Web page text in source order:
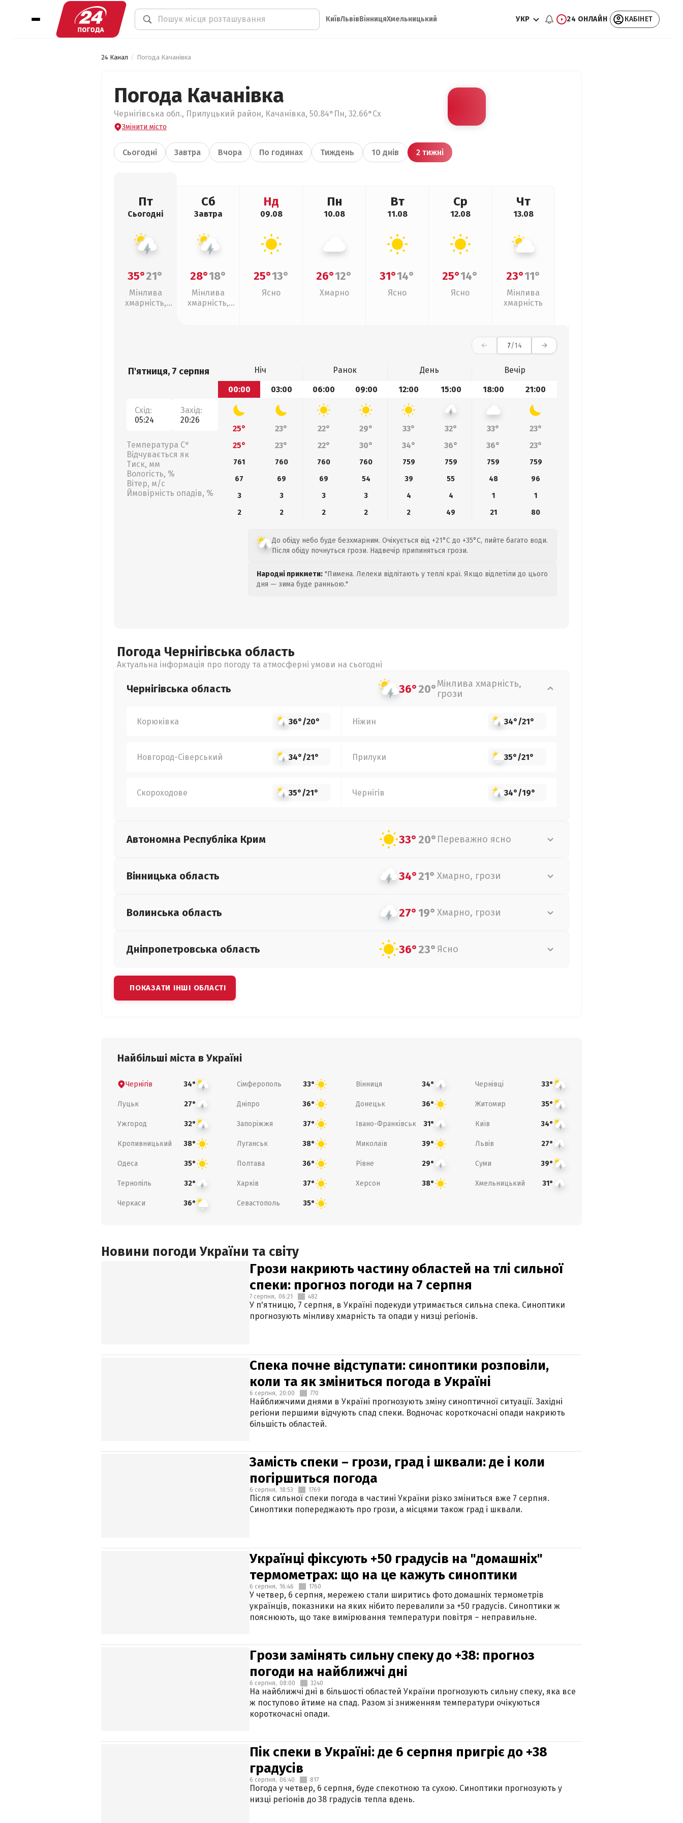
КиївЛьвівВінницяХмельницький УКР 24 ОНЛАЙН КАБІНЕТ
24 Канал Погода Качанівка
Погода Качанівка
Чернігівська обл., Прилуцький район, Качанівка, 50.84°Пн, 32.66°Сх
Змінити місто
Сьогодні Завтра Вчора По годинах Тиждень 10 днів 2 тижні
Пт
Сьогодні
35°21°
Мінлива
хмарність,
Сб
Завтра
28°18°
Мінлива
хмарність,
Нд
09.08
25°13°
Ясно
Пн
10.08
26°12°
Хмарно
Вт
11.08
31°14°
Ясно
Ср
12.08
25°14°
Ясно
Чт
13.08
23°11°
Мінлива
хмарність
7/14
П'ятниця, 7 серпня
Схід:
05:24
Захід:
20:26
Температура С°
Відчувається як
Тиск, мм
Вологість, %
Вітер, м/с
Ймовірність опадів, %
Ніч Ранок День
Вечір
00:00
03:00 06:00 09:00 12:00 15:00 18:00 21:00
25° 23° 22° 29° 33° 32° 33°
23°
25°
23° 22° 30° 34° 36° 36° 23°
761 760 760 760 759 759 759
759
67
69 69 54 39 55 48
96
3
3 3 3 4 4 1
1
2
2 2 2 2 49 21 80
До обіду небо буде безхмарним. Очікується від +21°C до +35°C, пийте багато води.
Після обіду почнуться грози. Надвечір припиняться грози.
Народні прикмети: "Пимена. Лелеки відлітають у теплі краї. Якщо відлетіли до цього
дня — зима буде ранньою."
Погода Чернігівська область
Актуальна інформація про погоду та атмосферні умови на сьогодні
Чернігівська область 36°20°Мінлива хмарність,
грози
Корюківка 36°/20° Ніжин 34°/21°
Новгород-Сіверський 34°/21° Прилуки 35°/21°
Скороходове 35°/21° Чернігів 34°/19°
Автономна Республіка Крим 33°20° Переважно ясно
Вінницька область 34°21° Хмарно, грози
Волинська область 27°19° Хмарно, грози
Дніпропетровська область 36°23° Ясно
ПОКАЗАТИ ІНШІ ОБЛАСТІ
Найбільші міста в Україні
Чернігів 34° Сімферополь 33° Вінниця 34° Чернівці 33°
Луцьк 27° Дніпро 36° Донецьк 36° Житомир 35°
Ужгород 32° Запоріжжя 37° Івано-Франківськ 31° Київ 34°
Кропивницький 38° Луганськ 38° Миколаїв 39° Львів 27°
Одеса 35° Полтава 36° Рівне 29° Суми 39°
Тернопіль 32° Харків 37° Херсон 38° Хмельницький 31°
Черкаси 36° Севастополь 35°
Новини погоди України та світу
Грози накриють частину областей на тлі сильної
спеки: прогноз погоди на 7 серпня
7 серпня, 06:21 482
У п'ятницю, 7 серпня, в Україні подекуди утримається сильна спека. Синоптики
прогнозують мінливу хмарність та опади у низці регіонів.
Спека почне відступати: синоптики розповіли,
коли та як зміниться погода в Україні
6 серпня, 20:00 770
Найближчими днями в Україні прогнозують зміну синоптичної ситуації. Західні
регіони першими відчують спад спеки. Водночас короткочасні опади накриють
більшість областей.
Замість спеки – грози, град і шквали: де і коли
погіршиться погода
6 серпня, 18:53 1769
Після сильної спеки погода в частині України різко зміниться вже 7 серпня.
Синоптики попереджають про грози, а місцями також град і шквали.
Українці фіксують +50 градусів на "домашніх"
термометрах: що на це кажуть синоптики
6 серпня, 16:46 1760
У четвер, 6 серпня, мережею стали ширитись фото домашніх термометрів
українців, показники на яких нібито перевалили за +50 градусів. Синоптики ж
пояснюють, що таке вимірювання температури повітря – неправильне.
Грози замінять сильну спеку до +38: прогноз
погоди на найближчі дні
6 серпня, 08:00 3240
На найближчі дні в більшості областей України прогнозують сильну спеку, яка все
ж поступово йтиме на спад. Разом зі зниженням температури очікуються
короткочасні опади.
Пік спеки в Україні: де 6 серпня пригріє до +38
градусів
6 серпня, 06:40 817
Погода у четвер, 6 серпня, буде спекотною та сухою. Синоптики прогнозують у
низці регіонів до 38 градусів тепла вдень.